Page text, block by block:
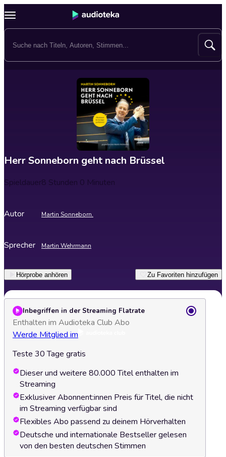
Herr Sonneborn geht nach Brüssel
Spieldauer8 Stunden 0 Minuten
Autor Martin Sonneborn.
Sprecher Martin Wehrmann
Hörprobe anhören Zu Favoriten hinzufügen
Inbegriffen in der Streaming Flatrate
Enthalten im Audioteka Club Abo
Werde Mitglied im
Teste 30 Tage gratis
Dieser und weitere 80.000 Titel enthalten im
Streaming
Exklusiver Abonnent:innen Preis für Titel, die nicht
im Streaming verfügbar sind
Flexibles Abo passend zu deinem Hörverhalten
Deutsche und internationale Bestseller gelesen
von den besten deutschen Stimmen